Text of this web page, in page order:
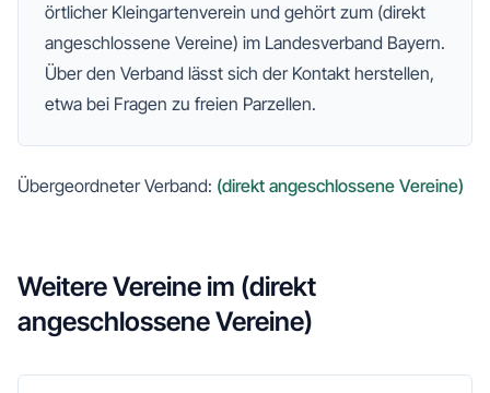
örtlicher Kleingartenverein und gehört zum (direkt
angeschlossene Vereine) im Landesverband Bayern.
Über den Verband lässt sich der Kontakt herstellen,
etwa bei Fragen zu freien Parzellen.
Übergeordneter Verband: (direkt angeschlossene Vereine)
Weitere Vereine im (direkt
angeschlossene Vereine)